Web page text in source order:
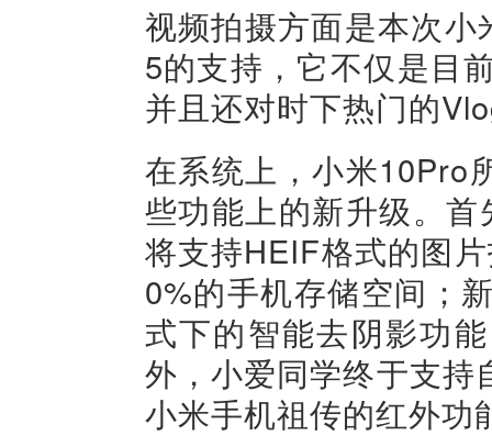
视频拍摄方面是本次
5的支持，它不仅是目
并且还对时下热门的
在系统上，小米10Pro
些功能上的新升级。
将支持HEIF格式的图
0%的手机存储空间；
式下的智能去阴影功
外，小爱同学终于支
小米手机祖传的红外功